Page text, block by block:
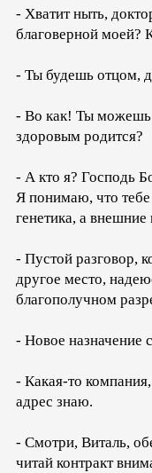
- Хватит ныть,
благоверной моей?
- Ты будешь отцом,
- Во как! Ты можешь
здоровым родится?
- А кто я? Господь
Я понимаю, что тебе
генетика, а
- Пустой разговор,
другое место,
благополучном
- Новое назначение
- Какая-то
адрес знаю.
- Смотри, Виталь,
читай контракт